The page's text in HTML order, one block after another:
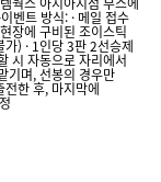
벤트 방식: · 메일 접수
장에 구비된 조이스틱
) · 1인당 3판 2선승제
시 자동으로 자리에서
기며, 선봉의 경우만
전한 후, 마지막에